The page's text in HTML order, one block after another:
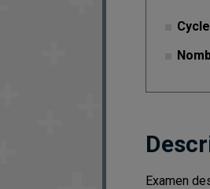
Cycle
Examen